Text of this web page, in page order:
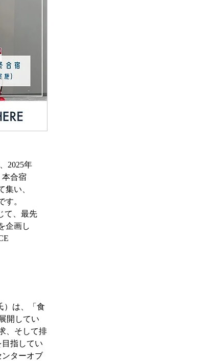
2025年
本合宿
い、
す。
て、最先
企画し
）は、「食
開してい
、そして排
指してい
ターオブ